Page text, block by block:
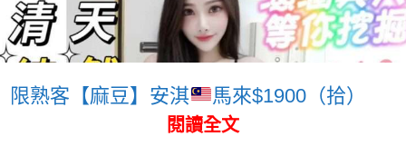
限熟客【麻豆】安淇 馬來$1900（拾）
閱讀全文